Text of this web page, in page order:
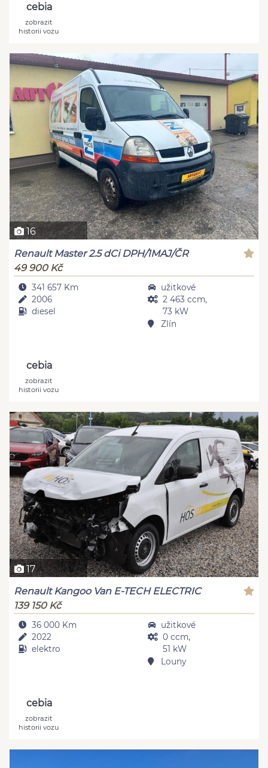
cebia
zobrazit
historii vozu
16
Renault Master 2.5 dCi DPH/1MAJ/ČR
49 900 Kč
341 657 Km
2006
diesel
užitkové
2 463 ccm,
73 kW
Zlín
cebia
zobrazit
historii vozu
17
Renault Kangoo Van E-TECH ELECTRIC
139 150 Kč
36 000 Km
2022
elektro
užitkové
0 ccm,
51 kW
Louny
cebia
zobrazit
historii vozu